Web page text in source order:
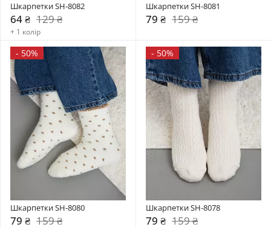
Шкарпетки SH-8082
64 ₴ 129 ₴
+ 1 колір
Шкарпетки SH-8081
79 ₴ 159 ₴
- 50%
Шкарпетки SH-8080
79 ₴ 159 ₴
- 50%
Шкарпетки SH-8078
79 ₴ 159 ₴